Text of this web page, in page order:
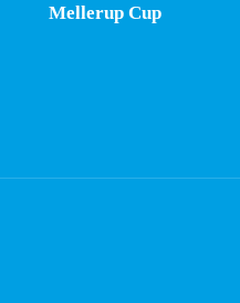
Mellerup Cup